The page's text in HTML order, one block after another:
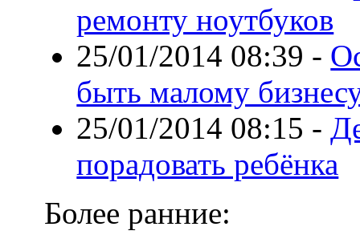
ремонту ноутбуков
25/01/2014 08:39 -
быть малому
25/01/2014 08:15 -
порадовать ребёнка
Более ранние: